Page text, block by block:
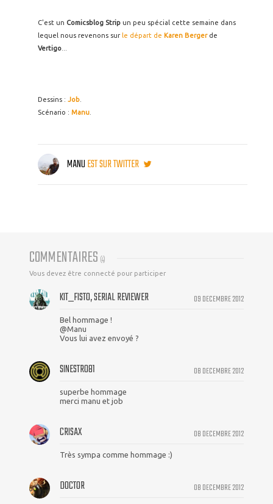
C'est un Comicsblog Strip un peu spécial cette semaine dans
lequel nous revenons sur le départ de Karen Bergerde
Vertigo
Dessins : Job
Scénario : Manu
MANUEST SUR TWITTER
COMMENTAIRES (4)
Vous devez être connecté pour participer
09 DECEMBRE 2012
KIT_FISTO, SERIAL REVIEWER
Bel hommage !
@Manu
Vous lui avez envoyé ?
08 DECEMBRE 2012
SINESTRO81
superbe hommage
merci manu et job
08 DECEMBRE 2012
CRISAX
Très sympa comme hommage :)
08 DECEMBRE 2012
DOCTOR